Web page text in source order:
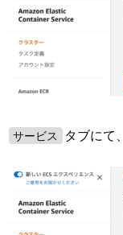
サービス タブにて、